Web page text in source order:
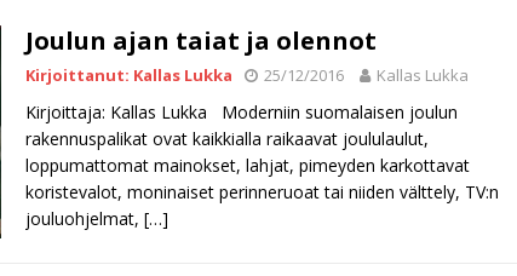
Joulun ajan taiat ja olennot
Kirjoittanut: Kallas Lukka 25/12/2016 Kallas Lukka
Kirjoittaja: Kallas Lukka Moderniin suomalaisen joulun
rakennuspalikat ovat kaikkialla raikaavat joululaulut,
loppumattomat mainokset, lahjat, pimeyden karkottavat
koristevalot, moninaiset perinneruoat tai niiden välttely, TV:n
jouluohjelmat, […]